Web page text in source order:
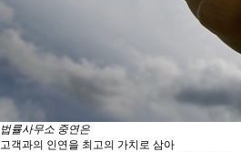
법률사무소 중연은
고객과의 인연을 최고의 가치로 삼아